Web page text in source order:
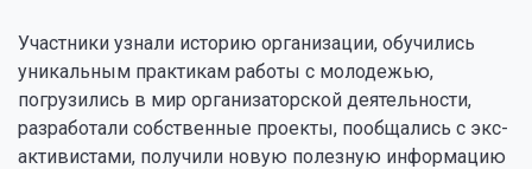
Участники узнали историю организации, обучились
уникальным практикам работы с молодежью,
погрузились в мир организаторской деятельности,
разработали собственные проекты, пообщались с экс-
активистами, получили новую полезную информацию